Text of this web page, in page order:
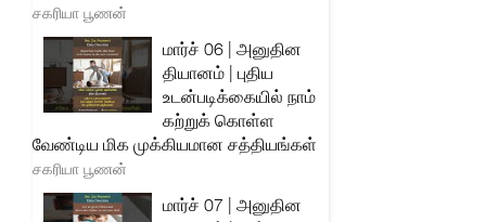
சகரியா பூணன்
மார்ச் 06 | அனுதின
தியானம் | புதிய
உடன்படிக்கையில் நாம்
கற்றுக் கொள்ள
வேண்டிய மிக முக்கியமான சத்தியங்கள்
சகரியா பூணன்
மார்ச் 07 | அனுதின